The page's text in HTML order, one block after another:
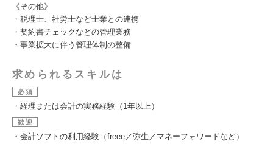
《その他》
・税理士、社労士など士業との連携
・契約書チェックなどの管理業務
・事業拡大に伴う管理体制の整備
求められるスキルは
必須
・経理または会計の実務経験（1年以上）
歓迎
・会計ソフトの利用経験（freee／弥生／マネーフォワードなど）